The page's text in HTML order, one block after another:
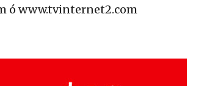
ó www.tvinternet2.com